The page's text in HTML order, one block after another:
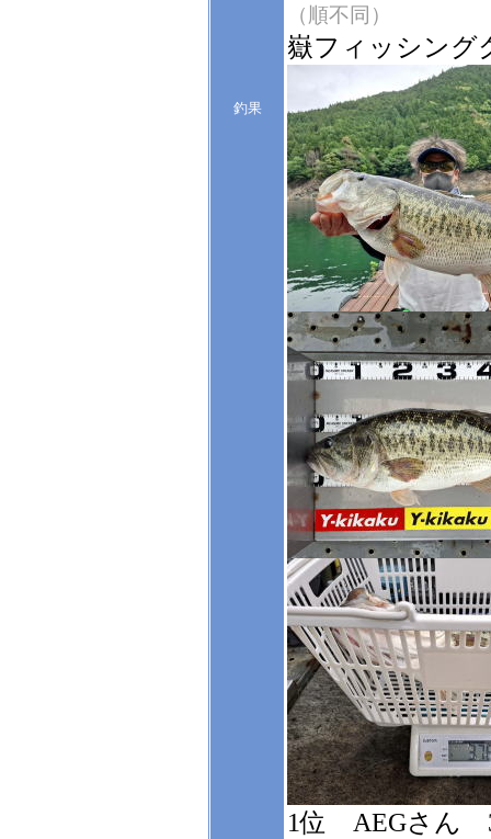
釣果
（順不同）
嶽フィッシング
1位 AEGさん